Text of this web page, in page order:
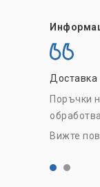
Доставка
Поръчки
Вижте